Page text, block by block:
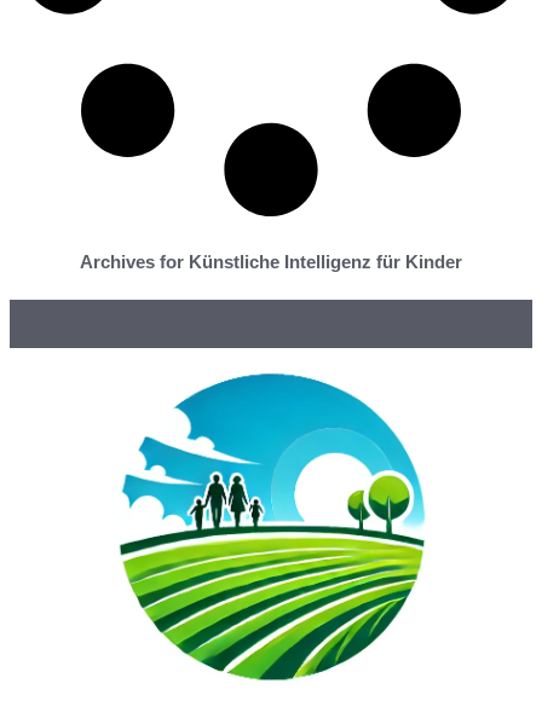
Archives for Künstliche Intelligenz für Kinder